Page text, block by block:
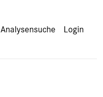
Analysensuche Login